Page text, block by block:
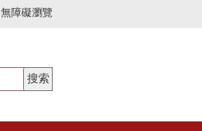
無障礙瀏覽